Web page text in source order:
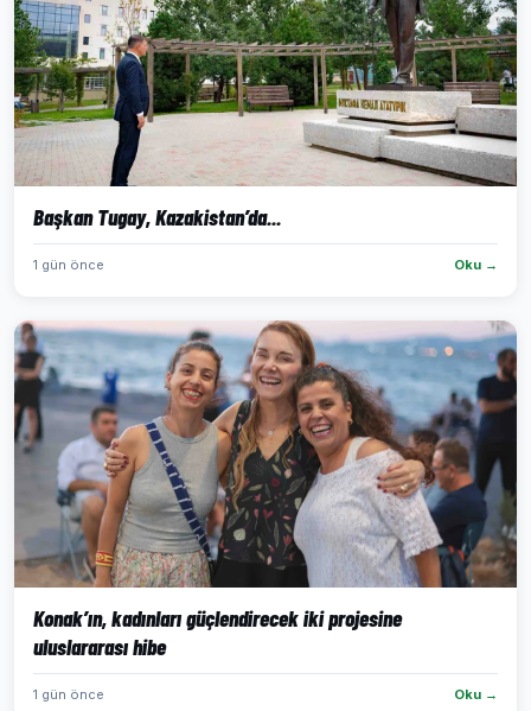
Başkan Tugay, Kazakistan’da...
1 gün önce Oku →
Konak’ın, kadınları güçlendirecek iki projesine
uluslararası hibe
1 gün önce Oku →